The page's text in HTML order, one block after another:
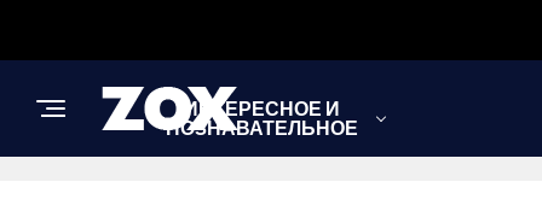
ИНТЕРЕСНОЕ И
ПОЗНАВАТЕЛЬНОЕ